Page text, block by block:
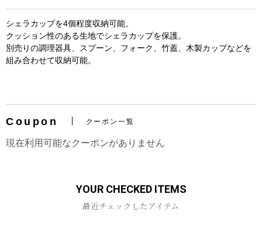
お買い物を続ける
シェラカップを4個程度収納可能。
クッション性のある生地でシェラカップを保護。
別売りの調理器具、スプーン、フォーク、竹蓋、木製カップなどを
組み合わせて収納可能。
Coupon クーポン一覧
現在利用可能なクーポンがありません
YOUR CHECKED ITEMS
最近チェックしたアイテム